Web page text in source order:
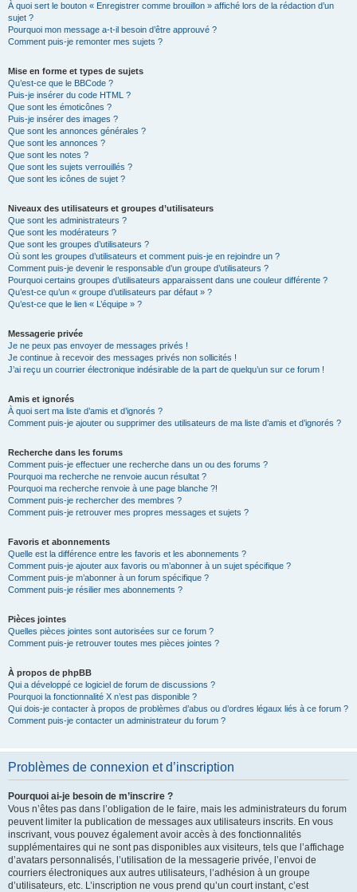
À quoi sert le bouton « Enregistrer comme brouillon » affiché lors de la rédaction d’un
sujet ?
Pourquoi mon message a-t-il besoin d’être approuvé ?
Comment puis-je remonter mes sujets ?
Mise en forme et types de sujets
Qu’est-ce que le BBCode ?
Puis-je insérer du code HTML ?
Que sont les émoticônes ?
Puis-je insérer des images ?
Que sont les annonces générales ?
Que sont les annonces ?
Que sont les notes ?
Que sont les sujets verrouillés ?
Que sont les icônes de sujet ?
Niveaux des utilisateurs et groupes d’utilisateurs
Que sont les administrateurs ?
Que sont les modérateurs ?
Que sont les groupes d’utilisateurs ?
Où sont les groupes d’utilisateurs et comment puis-je en rejoindre un ?
Comment puis-je devenir le responsable d’un groupe d’utilisateurs ?
Pourquoi certains groupes d’utilisateurs apparaissent dans une couleur différente ?
Qu’est-ce qu’un « groupe d’utilisateurs par défaut » ?
Qu’est-ce que le lien « L’équipe » ?
Messagerie privée
Je ne peux pas envoyer de messages privés !
Je continue à recevoir des messages privés non sollicités !
J’ai reçu un courrier électronique indésirable de la part de quelqu’un sur ce forum !
Amis et ignorés
À quoi sert ma liste d’amis et d’ignorés ?
Comment puis-je ajouter ou supprimer des utilisateurs de ma liste d’amis et d’ignorés ?
Recherche dans les forums
Comment puis-je effectuer une recherche dans un ou des forums ?
Pourquoi ma recherche ne renvoie aucun résultat ?
Pourquoi ma recherche renvoie à une page blanche ?!
Comment puis-je rechercher des membres ?
Comment puis-je retrouver mes propres messages et sujets ?
Favoris et abonnements
Quelle est la différence entre les favoris et les abonnements ?
Comment puis-je ajouter aux favoris ou m’abonner à un sujet spécifique ?
Comment puis-je m’abonner à un forum spécifique ?
Comment puis-je résilier mes abonnements ?
Pièces jointes
Quelles pièces jointes sont autorisées sur ce forum ?
Comment puis-je retrouver toutes mes pièces jointes ?
À propos de phpBB
Qui a développé ce logiciel de forum de discussions ?
Pourquoi la fonctionnalité X n’est pas disponible ?
Qui dois-je contacter à propos de problèmes d’abus ou d’ordres légaux liés à ce forum ?
Comment puis-je contacter un administrateur du forum ?
Problèmes de connexion et d’inscription
Pourquoi ai-je besoin de m’inscrire ?
Vous n’êtes pas dans l’obligation de le faire, mais les administrateurs du forum
peuvent limiter la publication de messages aux utilisateurs inscrits. En vous
inscrivant, vous pouvez également avoir accès à des fonctionnalités
supplémentaires qui ne sont pas disponibles aux visiteurs, tels que l’affichage
d’avatars personnalisés, l’utilisation de la messagerie privée, l’envoi de
courriers électroniques aux autres utilisateurs, l’adhésion à un groupe
d’utilisateurs, etc. L’inscription ne vous prend qu’un court instant, c’est